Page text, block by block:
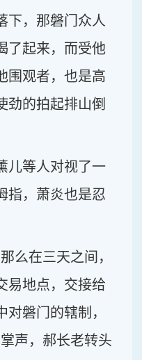
下，那磐门众人
了起来，而受他
围观者，也是高
劲的拍起排山倒
儿等人对视了一
指，萧炎也是忍
么在三天之间，
易地点，交接给
磐门的辖制，
声，郝长老转头